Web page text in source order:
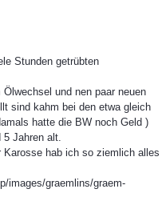
Stunden getrübten
und nen paar neuen
sind kahm bei den etwa gleich
hatte die BW noch Geld )
5 Jahren alt.
Karosse hab ich so ziemlich alles
images/graemlins/graem-